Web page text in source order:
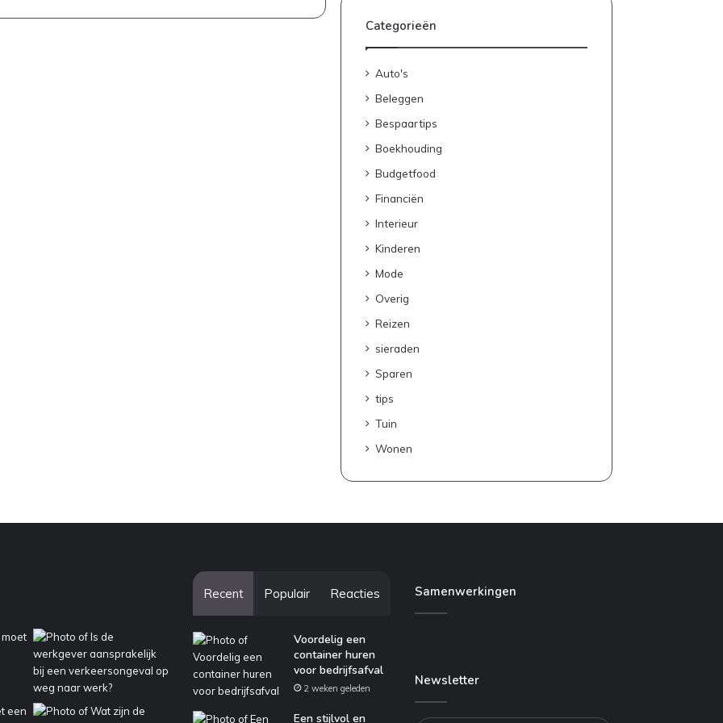
Categorieën
Auto's
Beleggen
Bespaartips
Boekhouding
Budgetfood
Financiën
Interieur
Kinderen
Mode
Overig
Reizen
sieraden
Sparen
tips
Tuin
Wonen
Recent Populair Reacties
Voordelig een
container huren
voor bedrijfsafval
2 weken geleden
Een stijlvol en
Samenwerkingen
Newsletter